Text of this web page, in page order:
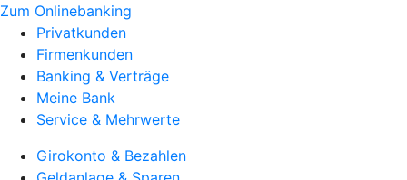
Zum Onlinebanking
Privatkunden
Firmenkunden
Banking & Verträge
Meine Bank
Service & Mehrwerte
Girokonto & Bezahlen